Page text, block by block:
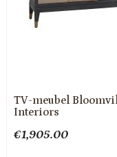
TV-meubel
Interiors
€1,905.00